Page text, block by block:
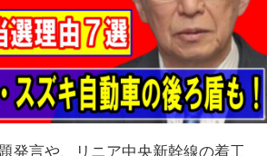
発言や、リニア中央新幹線の着工